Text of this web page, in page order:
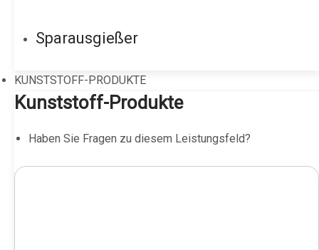
Sparausgießer
KUNSTSTOFF-PRODUKTE
Kunststoff-Produkte
Haben Sie Fragen zu diesem Leistungsfeld?